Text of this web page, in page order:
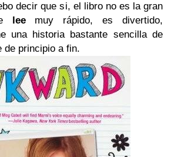
decir que si, el libro no es la gran
leemuy rápido, es divertido,
una historia bastante sencilla de
de principio a fin.